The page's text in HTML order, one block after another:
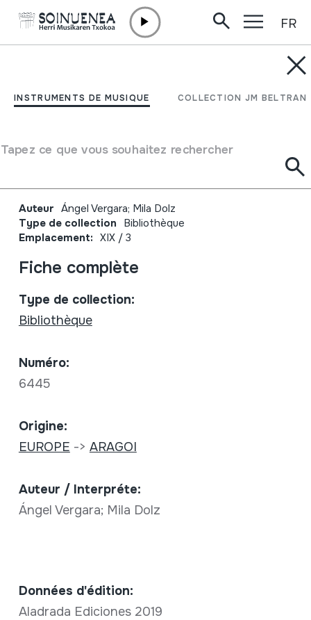
INSTRUMENTS DE MUSIQUE COLLECTION JM BELTRAN
Tapez ce que vous souhaitez rechercher
FR
Qué buen sentir ! Mosica
Música y músicos de por
Auteur Ángel Vergara; Mila Dolz
Type de collection Bibliothèque
Emplacement: XIX / 3
Fiche complète
Type de collection:
Bibliothèque
Numéro:
6445
Origine:
EUROPE -> ARAGOI
Auteur / Interpréte:
Ángel Vergara; Mila Dolz
Données d'édition:
Aladrada Ediciones 2019